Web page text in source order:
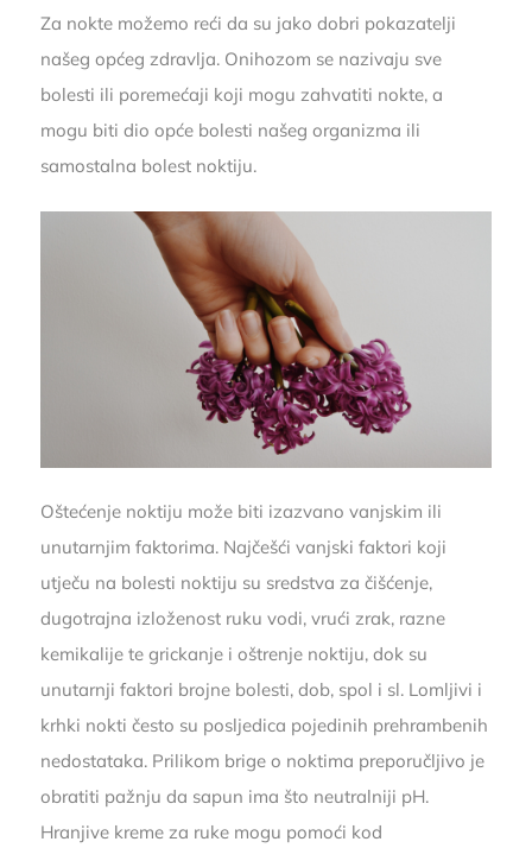
Za nokte možemo reći da su jako dobri pokazatelji
našeg općeg zdravlja. Onihozom se nazivaju sve
bolesti ili poremećaji koji mogu zahvatiti nokte, a
mogu biti dio opće bolesti našeg organizma ili
samostalna bolest noktiju.
Oštećenje noktiju može biti izazvano vanjskim ili
unutarnjim faktorima. Najčešći vanjski faktori koji
utječu na bolesti noktiju su sredstva za čišćenje,
dugotrajna izloženost ruku vodi, vrući zrak, razne
kemikalije te grickanje i oštrenje noktiju, dok su
unutarnji faktori brojne bolesti, dob, spol i sl. Lomljivi i
krhki nokti često su posljedica pojedinih prehrambenih
nedostataka. Prilikom brige o noktima preporučljivo je
obratiti pažnju da sapun ima što neutralniji pH.
Hranjive kreme za ruke mogu pomoći kod